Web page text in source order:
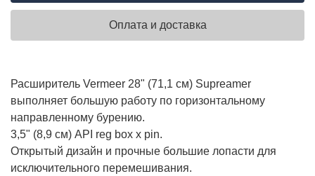
Оплата и доставка
Расширитель Vermeer 28" (71,1 см) Supreamer
выполняет большую работу по горизонтальному
направленному бурению.
3,5" (8,9 см) API reg box x pin.
Открытый дизайн и прочные большие лопасти для
исключительного перемешивания.